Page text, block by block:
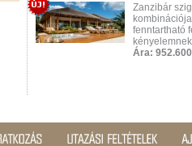
Zanzibár
fenntartható
Ára: 952.600